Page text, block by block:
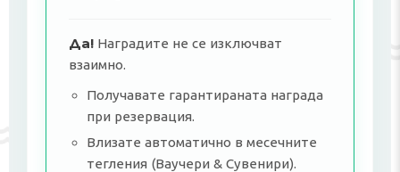
Да! Наградите не се изключват
взаимно.
Получавате гарантираната награда
при резервация.
Влизате автоматично в месечните
тегления (Ваучери & Сувенири).